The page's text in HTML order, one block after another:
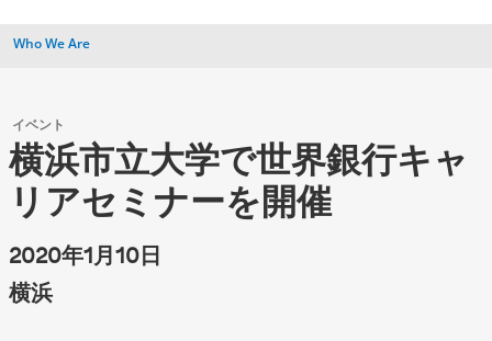
Who We Are
イベント
横浜市立大学で世界銀行キャ
リアセミナーを開催
2020年1月10日
横浜